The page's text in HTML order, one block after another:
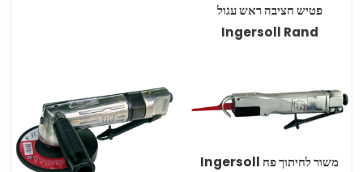
פטיש חציבה ראש עגול
Ingersoll Rand
משור לחיתוך פח Ingersoll